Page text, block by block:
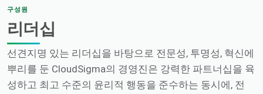
구성원
리더십
선견지명 있는 리더십을 바탕으로 전문성, 투명성, 혁신에
뿌리를 둔 CloudSigma의 경영진은 강력한 파트너십을 육
성하고 최고 수준의 윤리적 행동을 준수하는 동시에, 전